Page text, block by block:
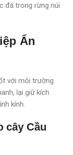
đá trong rừng núi
Ẩn
với môi trường
lại giữ kích
kính.
cây Cầu